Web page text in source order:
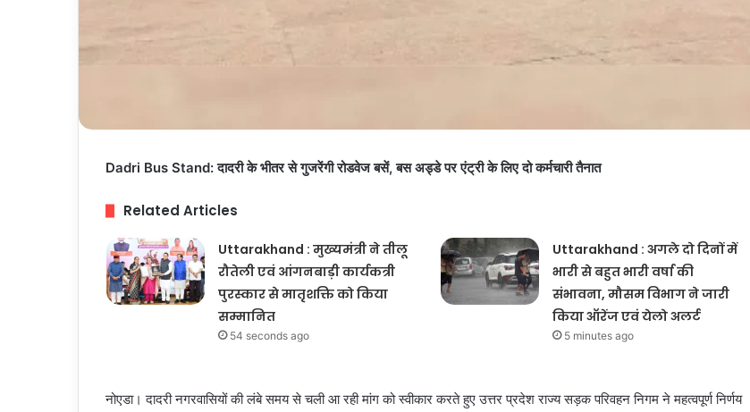
Dadri Bus Stand: दादरी के भीतर से गुजरेंगी रोडवेज बसें, बस अड्डे पर एंट्री के लिए दो कर्मचारी तैनात
Related Articles
Uttarakhand : मुख्यमंत्री ने तीलू
रौतेली एवं आंगनबाड़ी कार्यकत्री
पुरस्कार से मातृशक्ति को किया
सम्मानित
54 seconds ago
Uttarakhand : अगले दो दिनों में
भारी से बहुत भारी वर्षा की
संभावना, मौसम विभाग ने जारी
किया ऑरेंज एवं येलो अलर्ट
5 minutes ago
नोएडा। दादरी नगरवासियों की लंबे समय से चली आ रही मांग को स्वीकार करते हुए उत्तर प्रदेश राज्य सड़क परिवहन निगम ने महत्वपूर्ण निर्णय